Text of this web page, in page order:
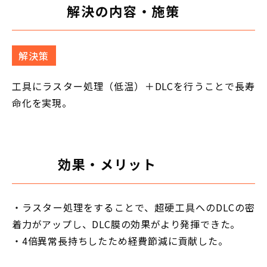
解決の内容・施策
解決策
工具にラスター処理（低温）＋DLCを行うことで長寿
命化を実現。
効果・メリット
・ラスター処理をすることで、超硬工具へのDLCの密
着力がアップし、DLC膜の効果がより発揮できた。
・4倍異常長持ちしたため経費節減に貢献した。